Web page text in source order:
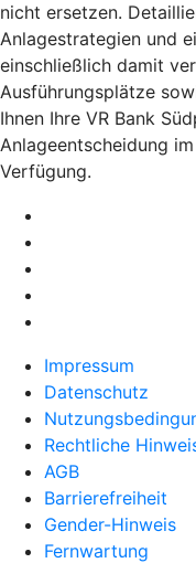
nicht ersetzen.
Anlagestrategien und
einschließlich damit
Ausführungsplätze
Ihnen Ihre VR Bank
Anlageentscheidung
Verfügung.
Impressum
Datenschutz
Rechtliche
AGB
Barrierefreiheit
Gender-Hinweis
Fernwartung